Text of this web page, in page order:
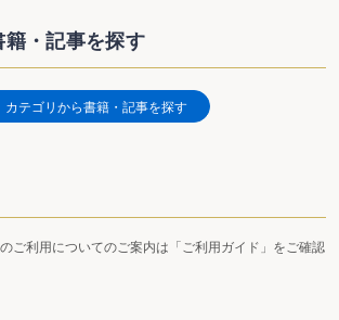
籍・記事を探す
カテゴリから書籍・記事を探す
ご利用についてのご案内は「ご利用ガイド」をご確認